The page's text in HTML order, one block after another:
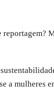
reportagem?
a mulheres